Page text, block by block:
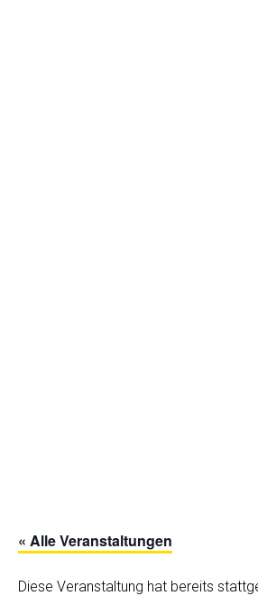
« Alle Veranstaltungen
Diese Veranstaltung hat bereits